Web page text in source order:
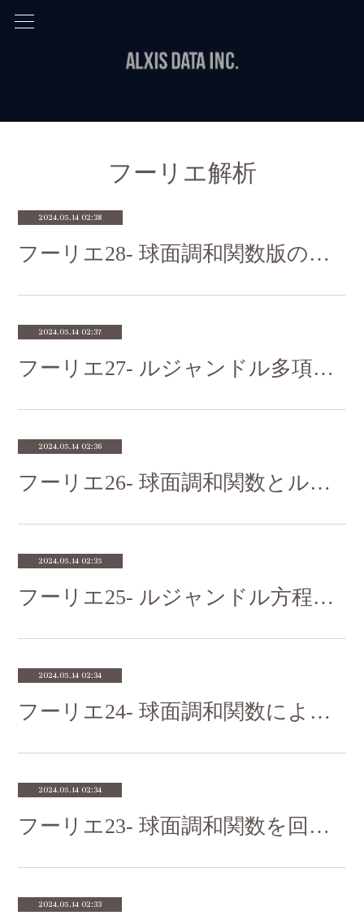
フーリエ解析
2024.05.14 02:38
フーリエ28- 球面調和関数版の畳込みの定理で積分変換を楽にする
2024.05.14 02:37
フーリエ27- ルジャンドル多項式の直交性を調べよう
2024.05.14 02:36
フーリエ26- 球面調和関数とルジャンドル多項式の関係
2024.05.14 02:35
フーリエ25- ルジャンドル方程式に挑戦してみよう
2024.05.14 02:34
フーリエ24- 球面調和関数による 2 次対称テンソルの性質
2024.05.14 02:34
フーリエ23- 球面調和関数を回転させたらどうなるだろうか
2024.05.14 02:33